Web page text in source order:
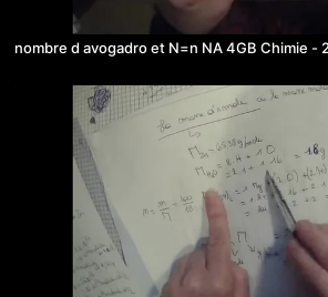
nombre d avogadro et N=n NA 4GB Chimie -